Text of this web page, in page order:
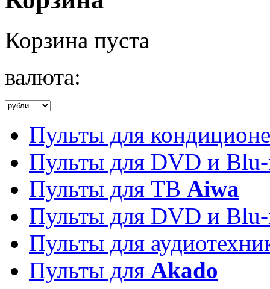
Корзина пуста
валюта:
Пульты для
Пульты для DVD и
Пульты для ТВ Aiwa
Пульты для DVD и
Пульты для
Пульты для Akado